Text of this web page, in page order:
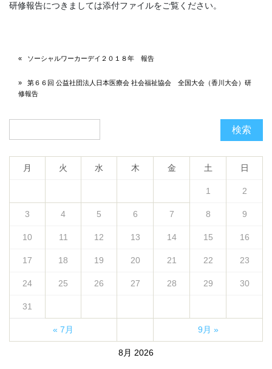
研修報告につきましては添付ファイルをご覧ください。
ソーシャルワーカーデイ２０１８年 報告
第６６回 公益社団法人日本医療会 社会福祉協会 全国大会（香川大会）研
修報告
検索
8月 2026
月 火 水 木 金 土 日
1 2
3 4 5 6 7 8 9
10 11 12 13 14 15 16
17 18 19 20 21 22 23
24 25 26 27 28 29 30
31
« 7月 9月 »